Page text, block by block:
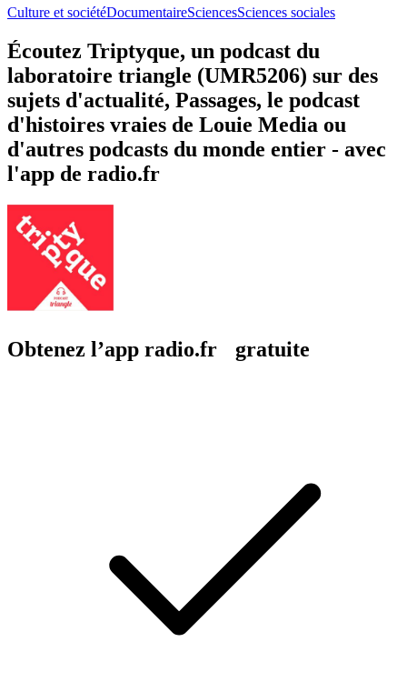
Culture et sociétéDocumentaireSciencesSciences sociales
Écoutez Triptyque, un podcast du
laboratoire triangle (UMR5206) sur des
sujets d'actualité, Passages, le podcast
d'histoires vraies de Louie Media ou
d'autres podcasts du monde entier - avec
l'app de radio.fr
Obtenez l’app radio.fr gratuite